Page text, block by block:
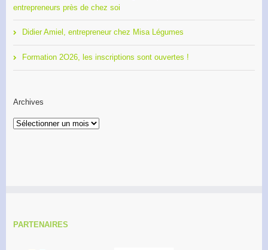
entrepreneurs près de chez soi
Didier Amiel, entrepreneur chez Misa Légumes
Formation 2O26, les inscriptions sont ouvertes !
Archives
Archives
PARTENAIRES